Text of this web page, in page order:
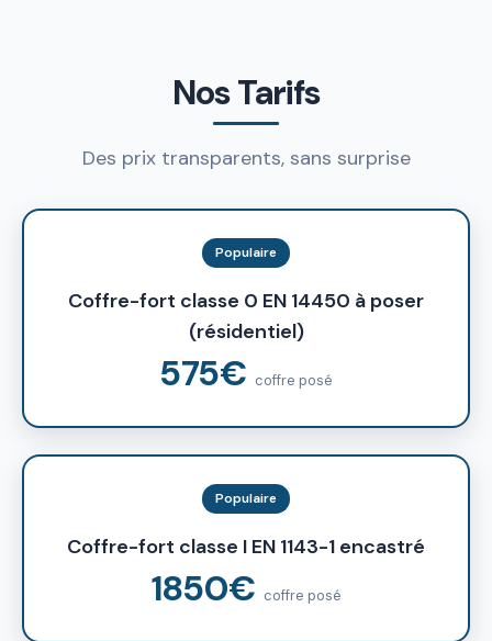
Nos Tarifs
Des prix transparents, sans surprise
Populaire
Coffre-fort classe 0 EN 14450 à poser
(résidentiel)
575€ coffre posé
Populaire
Coffre-fort classe I EN 1143-1 encastré
1850€ coffre posé